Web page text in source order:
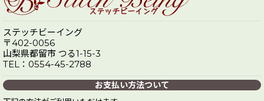
ステッチビーイング
〒402-0056
山梨県都留市 つる1-15-3
TEL：0554-45-2788
お支払い方法ついて